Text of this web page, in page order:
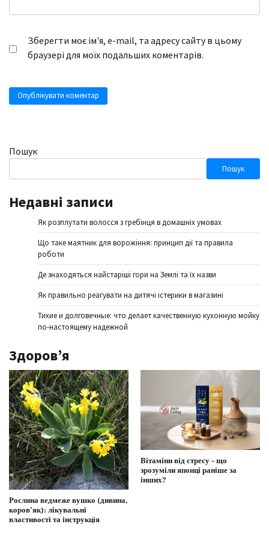
Зберегти моє ім'я, e-mail, та адресу сайту в цьому
браузері для моїх подальших коментарів.
Пошук
Пошук
Недавні записи
Як розплутати волосся з гребінця в домашніх умовах
Що таке маятник для ворожіння: принцип дії та правила
роботи
Де знаходяться найстаріші гори на Землі та їх назви
Як правильно реагувати на дитячі істерики в магазині
Тихие и долговечные: что делает качественную кухонную мойку
по-настоящему надежной
Здоров’я
Рослина ведмеже вушко (дивина,
коров’як): лікувальні
властивості та інструкція
Вітаміни від стресу – що
зрозуміли японці раніше за
інших?